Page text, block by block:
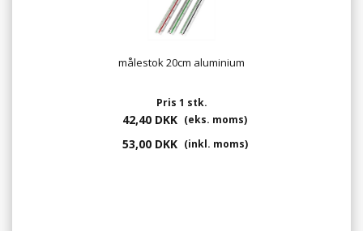
målestok 20cm aluminium
Pris 1 stk.
42,40 DKK (eks. moms)
53,00 DKK (inkl. moms)